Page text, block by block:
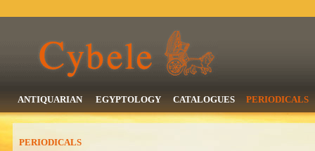
ANTIQUARIAN EGYPTOLOGY CATALOGUES PERIODICALS
PERIODICALS